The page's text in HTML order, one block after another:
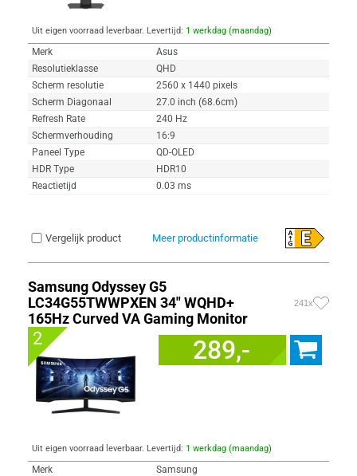
Uit eigen voorraad leverbaar. Levertijd: 1 werkdag (maandag)
Merk
Asus
Resolutieklasse
QHD
Scherm resolutie
2560 x 1440 pixels
Scherm Diagonaal
27.0 inch (68.6cm)
Refresh Rate
240 Hz
Schermverhouding
16:9
Paneel Type
QD-OLED
HDR Type
HDR10
Reactietijd
0.03 ms
Vergelijk product Meer productinformatie
Samsung Odyssey G5
LC34G55TWWPXEN 34" WQHD+
165Hz Curved VA Gaming Monitor
241x
2 289,-
Uit eigen voorraad leverbaar. Levertijd: 1 werkdag (maandag)
Merk
Samsung